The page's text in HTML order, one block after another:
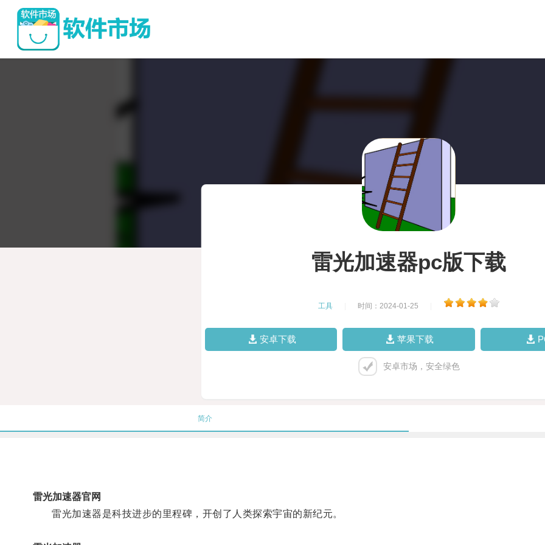
雷光加速器pc版下载
工具 时间：2024-01-25
安卓下载 苹果下载
安卓市场，安全绿色
简介
雷光加速器官网
雷光加速器是科技进步的里程碑，开创了人类探索宇宙的新纪元。